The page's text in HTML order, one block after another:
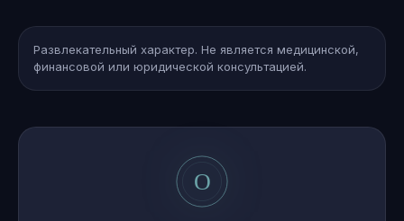
Развлекательный характер. Не является медицинской,
финансовой или юридической консультацией.